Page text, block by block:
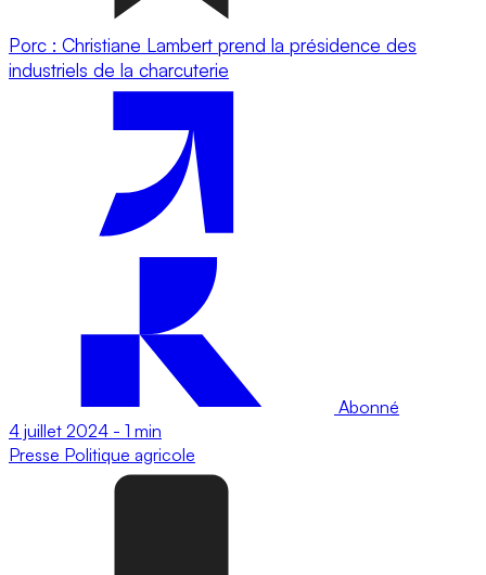
Porc : Christiane Lambert prend la présidence des
industriels de la charcuterie
Abonné
4 juillet 2024 - 1 min
Presse Politique agricole